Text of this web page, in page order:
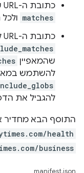
כתובת ה-URL שלה תואמת לכל תבנית
matches
כתובת ה-URL לא תואמת גם לתבנית של
שהמאפיין
להשתמש
להגביל את
התוסף הבא מחדיר
health
business